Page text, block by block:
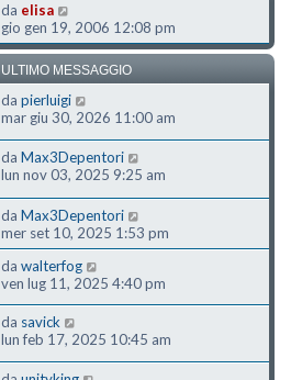
da elisa
gio gen 19, 2006 12:08 pm
ULTIMO MESSAGGIO
da pierluigi
mar giu 30, 2026 11:00 am
da Max3Depentori
lun nov 03, 2025 9:25 am
da Max3Depentori
mer set 10, 2025 1:53 pm
da walterfog
ven lug 11, 2025 4:40 pm
da savick
lun feb 17, 2025 10:45 am